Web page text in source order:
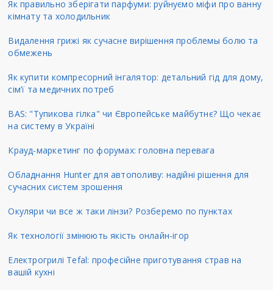
Як правильно зберігати парфуми: руйнуємо міфи про ванну
кімнату та холодильник
Видалення грижі як сучасне вирішення проблемы болю та
обмежень
Як купити компресорний інгалятор: детальний гід для дому,
сім’ї та медичних потреб
BAS: "Тупикова гілка" чи Європейське майбутнє? Що чекає
на систему в Україні
Крауд-маркетинг по форумах: головна перевага
Обладнання Hunter для автополиву: надійні рішення для
сучасних систем зрошення
Окуляри чи все ж таки лінзи? Розберемо по пунктах
Як технології змінюють якість онлайн-ігор
Електрогрилі Tefal: професійне приготування страв на
вашій кухні